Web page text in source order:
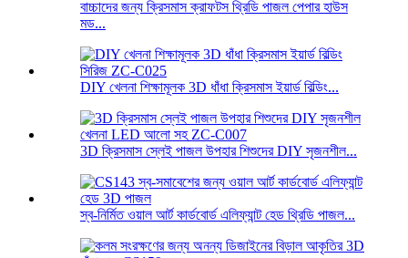
বাচ্চাদের জন্য ক্রিসমাস ক্রাফটস থ্রিডি পাজল পেপার হাউস
মড...
DIY খেলনা শিক্ষামূলক 3D ধাঁধা ক্রিসমাস ইয়ার্ড বিল্ডিং...
3D ক্রিসমাস স্লেই পাজল উপহার শিশুদের DIY সৃজনশীল...
স্ব-নির্মিত ওয়াল আর্ট কার্ডবোর্ড এলিফ্যান্ট হেড থ্রিডি পাজল...